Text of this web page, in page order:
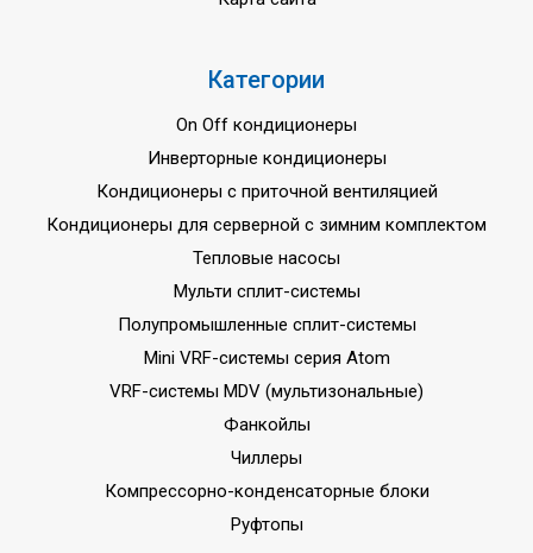
Категории
On Off кондиционеры
Инверторные кондиционеры
Кондиционеры с приточной вентиляцией
Кондиционеры для серверной с зимним комплектом
Тепловые насосы
Мульти сплит-системы
Полупромышленные сплит-системы
Mini VRF-системы серия Atom
VRF-системы MDV (мультизональные)
Фанкойлы
Чиллеры
Компрессорно-конденсаторные блоки
Руфтопы